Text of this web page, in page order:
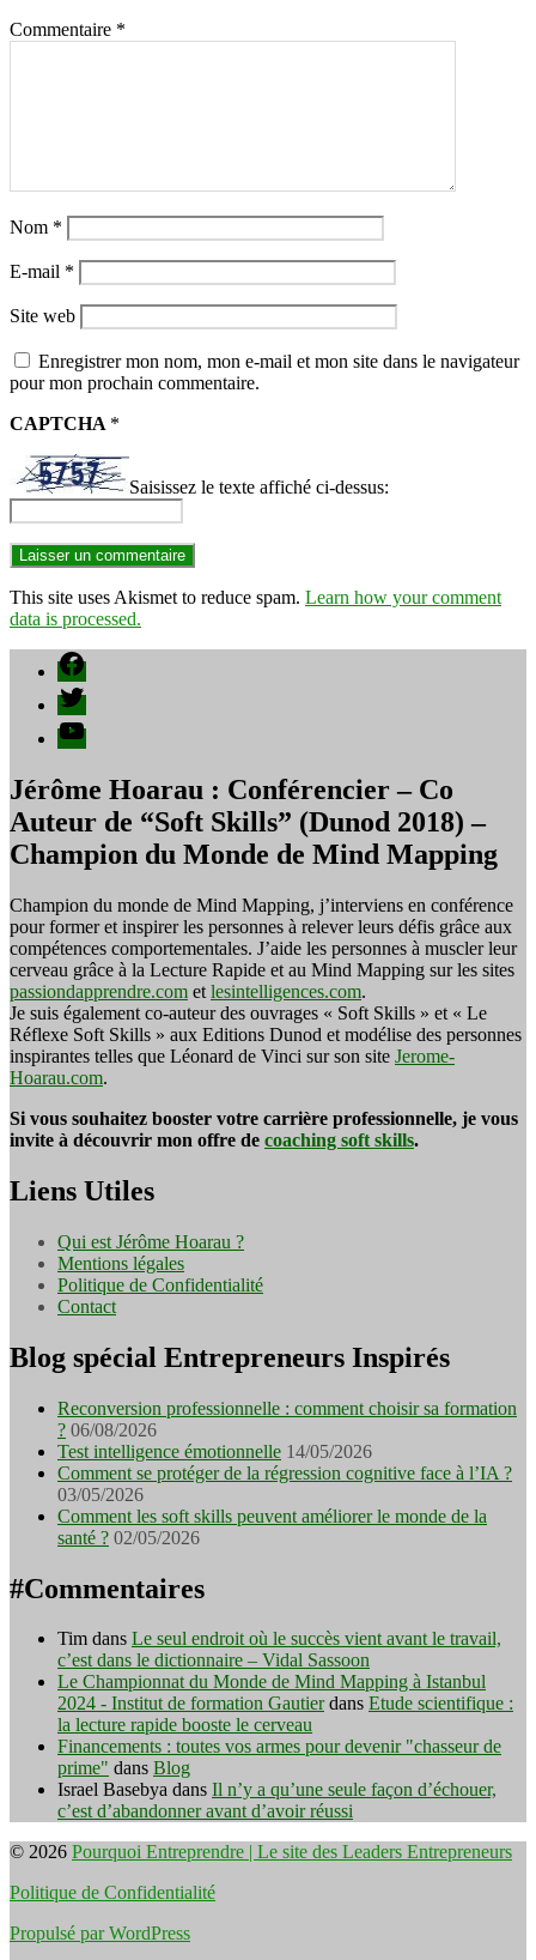
Commentaire *
Nom *
E-mail *
Site web
Enregistrer mon nom, mon e-mail et mon site dans le navigateur
pour mon prochain commentaire.
CAPTCHA *
Saisissez le texte affiché ci-dessus:
This site uses Akismet to reduce spam. Learn how your comment
data is processed.
Facebook
Twitter
YouTube
Jérôme Hoarau : Conférencier – Co
Auteur de “Soft Skills” (Dunod 2018) –
Champion du Monde de Mind Mapping
Champion du monde de Mind Mapping, j’interviens en conférence
pour former et inspirer les personnes à relever leurs défis grâce aux
compétences comportementales. J’aide les personnes à muscler leur
cerveau grâce à la Lecture Rapide et au Mind Mapping sur les sites
passiondapprendre.com et lesintelligences.com.
Je suis également co-auteur des ouvrages « Soft Skills » et « Le
Réflexe Soft Skills » aux Editions Dunod et modélise des personnes
inspirantes telles que Léonard de Vinci sur son site Jerome-
Hoarau.com.
Si vous souhaitez booster votre carrière professionnelle, je vous
invite à découvrir mon offre de coaching soft skills.
Liens Utiles
Qui est Jérôme Hoarau ?
Mentions légales
Politique de Confidentialité
Contact
Blog spécial Entrepreneurs Inspirés
Reconversion professionnelle : comment choisir sa formation
? 06/08/2026
Test intelligence émotionnelle 14/05/2026
Comment se protéger de la régression cognitive face à l’IA ?
03/05/2026
Comment les soft skills peuvent améliorer le monde de la
santé ? 02/05/2026
#Commentaires
Tim dans Le seul endroit où le succès vient avant le travail,
c’est dans le dictionnaire – Vidal Sassoon
Le Championnat du Monde de Mind Mapping à Istanbul
2024 - Institut de formation Gautierdans Etude scientifique :
la lecture rapide booste le cerveau
Financements : toutes vos armes pour devenir "chasseur de
prime" dans Blog
Israel Basebya dans Il n’y a qu’une seule façon d’échouer,
c’est d’abandonner avant d’avoir réussi
© 2026 Pourquoi Entreprendre | Le site des Leaders Entrepreneurs
Politique de Confidentialité
Propulsé par WordPress